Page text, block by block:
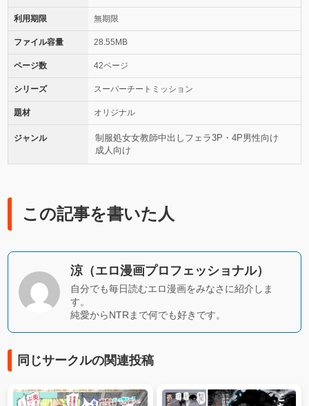
利用期限 無期限
ファイル容量 28.55MB
ページ数 42ページ
シリーズ スーパーチートミッション
題材 オリジナル
ジャンル 制服処女女教師中出し フェラ3P・4P男性向け
成人向け
この記事を書いた人
涼（エロ漫画プロフェッショナル）
自分でも毎日読むエロ漫画をみなさに紹介しま
す。
純愛からNTRまで何でも好きです。
同じサークルの関連投稿